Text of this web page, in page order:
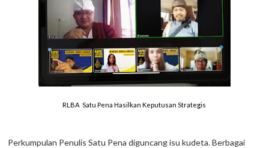
RLBA Satu Pena Hasilkan Keputusan Strategis
Perkumpulan Penulis Satu Pena diguncang isu kudeta. Berbagai